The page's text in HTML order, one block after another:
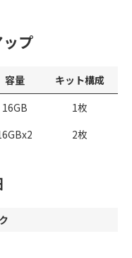
プ
容量
キット構成
16GB
1枚
2枚